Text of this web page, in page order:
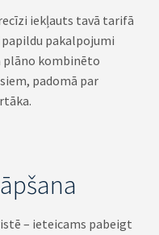
iekļauts tavā tarifā
pakalpojumi
plāno kombinēto
padomā par
– ieteicams pabeigt